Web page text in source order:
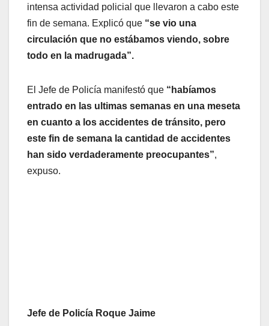
intensa actividad policial que llevaron a cabo este
fin de semana. Explicó que “se vio una
circulación que no estábamos viendo, sobre
todo en la madrugada”.
El Jefe de Policía manifestó que “habíamos
entrado en las ultimas semanas en una meseta
en cuanto a los accidentes de tránsito, pero
este fin de semana la cantidad de accidentes
han sido verdaderamente preocupantes”,
expuso.
Jefe de Policía Roque Jaime